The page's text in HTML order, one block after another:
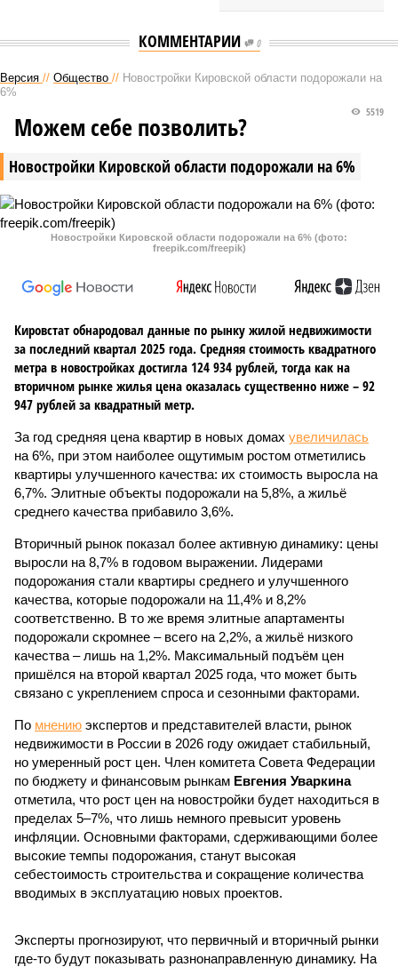
КОММЕНТАРИИ 0
Версия // Общество // Новостройки Кировской области подорожали на
6%
Новостройки Кировской области подорожали на 6%
5519
Можем себе позволить?
Новостройки Кировской области подорожали на 6% (фото:
freepik.com/freepik)
Кировстат обнародовал данные по рынку жилой недвижимости
за последний квартал 2025 года. Средняя стоимость квадратного
метра в новостройках достигла 124 934 рублей, тогда как на
вторичном рынке жилья цена оказалась существенно ниже – 92
947 рублей за квадратный метр.
За год средняя цена квартир в новых домах увеличилась
на 6%, при этом наиболее ощутимым ростом отметились
квартиры улучшенного качества: их стоимость выросла на
6,7%. Элитные объекты подорожали на 5,8%, а жильё
среднего качества прибавило 3,6%.
Вторичный рынок показал более активную динамику: цены
выросли на 8,7% в годовом выражении. Лидерами
подорожания стали квартиры среднего и улучшенного
качества, которые подорожали на 11,4% и 8,2%
соответственно. В то же время элитные апартаменты
подорожали скромнее – всего на 2,2%, а жильё низкого
качества – лишь на 1,2%. Максимальный подъём цен
пришёлся на второй квартал 2025 года, что может быть
связано с укреплением спроса и сезонными факторами.
По мнению экспертов и представителей власти, рынок
недвижимости в России в 2026 году ожидает стабильный,
но умеренный рост цен. Член комитета Совета Федерации
по бюджету и финансовым рынкам Евгения Уваркина
отметила, что рост цен на новостройки будет находиться в
пределах 5–7%, что лишь немного превысит уровень
инфляции. Основными факторами, сдерживающими более
высокие темпы подорожания, станут высокая
себестоимость строительства и сокращение количества
вводимых в эксплуатацию новых проектов.
Эксперты прогнозируют, что первичный и вторичный рынки
где-то будут показывать разнонаправленную динамику. На